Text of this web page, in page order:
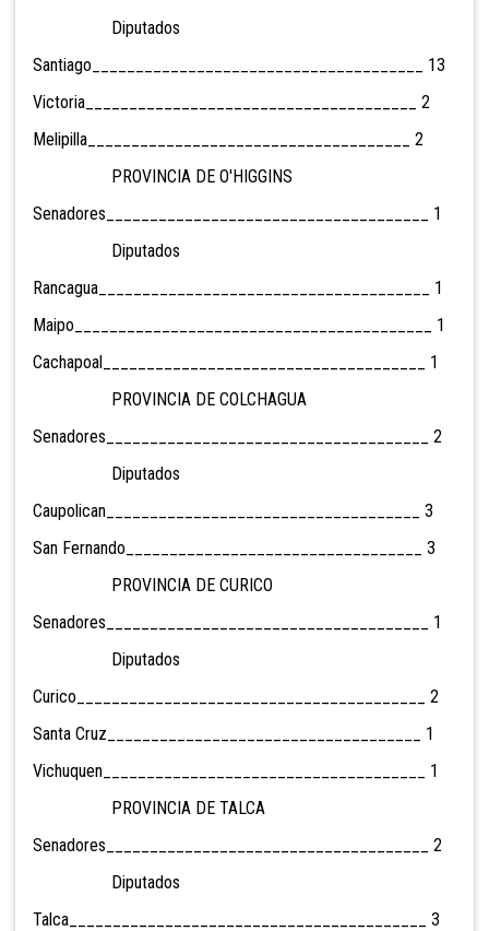
Diputados
Santiago______________________________________ 13
Victoria______________________________________ 2
Melipilla_____________________________________ 2
PROVINCIA DE O'HIGGINS
Senadores_____________________________________ 1
Diputados
Rancagua______________________________________ 1
Maipo_________________________________________ 1
Cachapoal_____________________________________ 1
PROVINCIA DE COLCHAGUA
Senadores_____________________________________ 2
Diputados
Caupolican____________________________________ 3
San Fernando__________________________________ 3
PROVINCIA DE CURICO
Senadores_____________________________________ 1
Diputados
Curico________________________________________ 2
Santa Cruz____________________________________ 1
Vichuquen_____________________________________ 1
PROVINCIA DE TALCA
Senadores_____________________________________ 2
Diputados
Talca_________________________________________ 3